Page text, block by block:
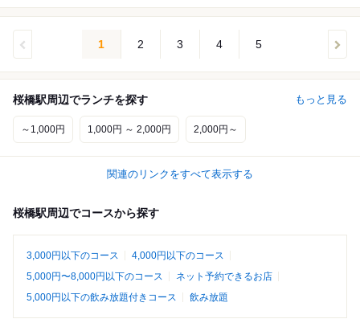
1 2 3 4 5
桜橋駅周辺でランチを探す もっと見る
～1,000円 1,000円 ～ 2,000円 2,000円～
関連のリンクをすべて表示する
桜橋駅周辺でコースから探す
3,000円以下のコース
4,000円以下のコース
5,000円〜8,000円以下のコース
ネット予約できるお店
5,000円以下の飲み放題付きコース
飲み放題